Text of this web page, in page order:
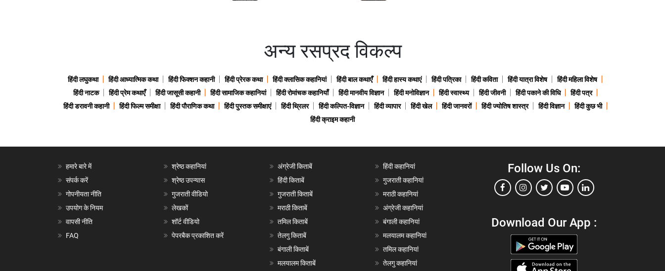
अन्य रसप्रद विकल्प
हिंदी लघुकथा हिंदी आध्यात्मिक कथा हिंदी फिक्शन कहानी हिंदी प्रेरक कथा हिंदी क्लासिक कहानियां हिंदी बाल कथाएँ हिंदी हास्य कथाएं हिंदी पत्रिका हिंदी कविता हिंदी यात्रा विशेष
हिंदी महिला विशेष
हिंदी नाटक
हिंदी प्रेम कथाएँ हिंदी जासूसी कहानी हिंदी सामाजिक कहानियां हिंदी रोमांचक कहानियाँ हिंदी मानवीय विज्ञान हिंदी मनोविज्ञान हिंदी स्वास्थ्य हिंदी जीवनी हिंदी पकाने की विधि
हिंदी पत्र
हिंदी डरावनी कहानी
हिंदी फिल्म समीक्षा हिंदी पौराणिक कथा हिंदी पुस्तक समीक्षाएं हिंदी थ्रिलर हिंदी कल्पित-विज्ञान हिंदी व्यापार हिंदी खेल हिंदी जानवरों हिंदी ज्योतिष शास्त्र हिंदी विज्ञान
हिंदी कुछ भी
हिंदी क्राइम कहानी
हमारे बारे में
संपर्क करें
गोपनीयता नीति
उपयोग के नियम
वापसी नीति
FAQ
श्रेष्ठ कहानियां
श्रेष्ठ उपन्यास
गुजराती वीडियो
लेखकों
शॉर्ट वीडियो
पेपरबैक प्रकाशित करें
अंग्रेजी किताबें
हिंदी किताबें
गुजराती किताबें
मराठी किताबें
तमिल किताबें
तेलगु किताबें
बंगाली किताबें
मलयालम किताबें
हिंदी कहानियां
गुजराती कहानियां
मराठी कहानियां
अंग्रेजी कहानियां
बंगाली कहानियां
मलयालम कहानियां
तमिल कहानियां
तेलगु कहानियां
Follow Us On:
Download Our App :